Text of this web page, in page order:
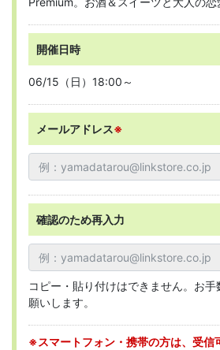
開催日時
06/15（日）18:00～
メールアドレス※
確認のため再入力
コピー・貼り付けはできません。お
願いします。
※スマートフォン・携帯の方は、受信